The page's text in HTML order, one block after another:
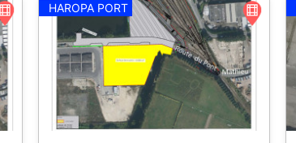
HAROPA PORT